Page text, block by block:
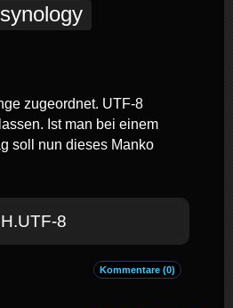
synology
zugeordnet. UTF-8
Ist man bei einem
soll nun dieses Manko
8
Kommentare (0)